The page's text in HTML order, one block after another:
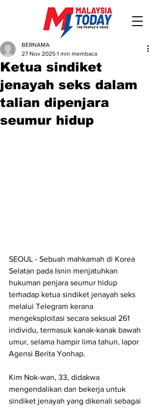
Ketua sindiket
jenayah seks dalam
talian dipenjara
seumur hidup
BERNAMA
27 Nov 2025 1 min membaca
SEOUL - Sebuah mahkamah di Korea
Selatan pada Isnin menjatuhkan
hukuman penjara seumur hidup
terhadap ketua sindiket jenayah seks
melalui Telegram kerana
mengeksploitasi secara seksual 261
individu, termasuk kanak-kanak bawah
umur, selama hampir lima tahun, lapor
Agensi Berita Yonhap.
Kim Nok-wan, 33, didakwa
mengendalikan dan bekerja untuk
sindiket jenayah yang dikenali sebagai